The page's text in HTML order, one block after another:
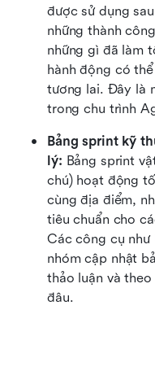
được sử dụng
những thành
những gì đã làm
hành động có
tương lai. Đây là
trong chu trình
Bảng sprint kỹ
lý: Bảng sprint
chú) hoạt động
cùng địa điểm,
tiêu chuẩn cho
Các công cụ như
nhóm cập nhật
thảo luận và
đâu.